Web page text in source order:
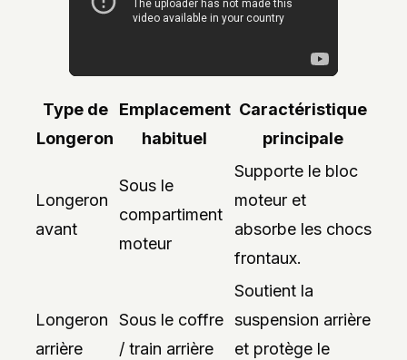
Type de
Longeron
Emplacement
habituel
Caractéristique
principale
Longeron
avant
Sous le
compartiment
moteur
Supporte le bloc
moteur et
absorbe les chocs
frontaux.
Longeron
arrière
Sous le coffre
/ train arrière
Soutient la
suspension arrière
et protège le